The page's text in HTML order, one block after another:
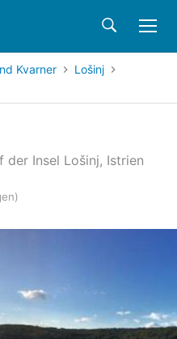
Kvarner
Lošinj
Insel Lošinj, Istrien